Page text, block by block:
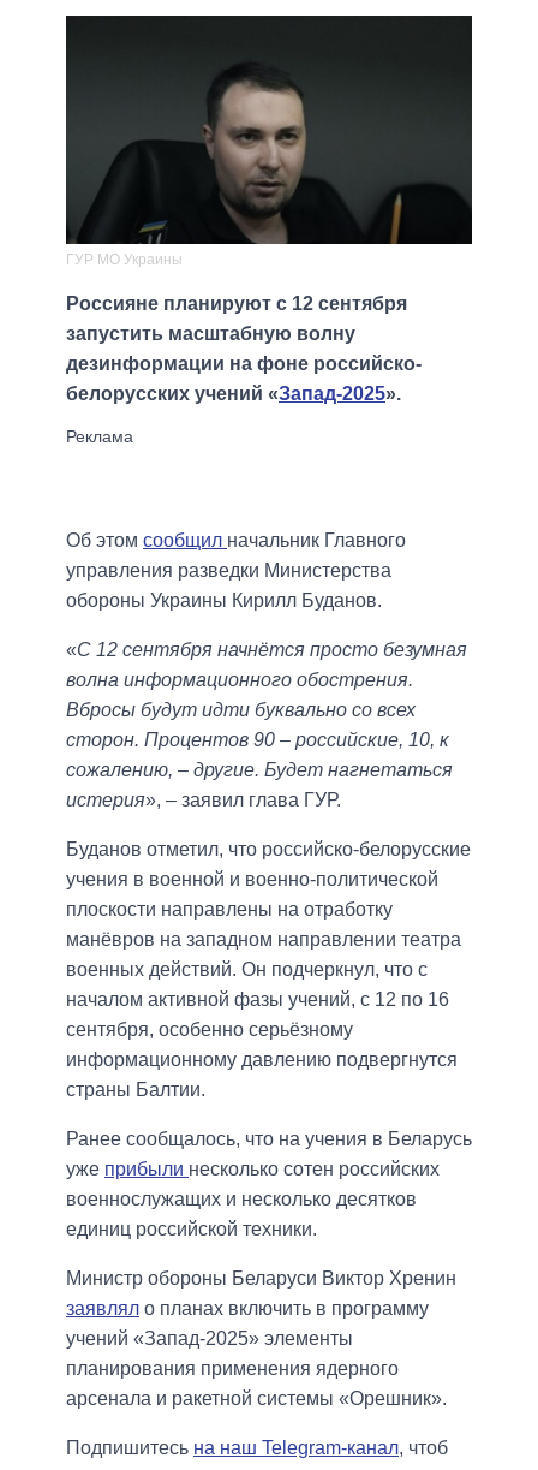
ГУР МО Украины
Россияне планируют с 12 сентября
запустить масштабную волну
дезинформации на фоне российско-
белорусских учений «Запад-2025».
Об этом сообщил начальник Главного
управления разведки Министерства
обороны Украины Кирилл Буданов.
«С 12 сентября начнётся просто безумная
волна информационного обострения.
Вбросы будут идти буквально со всех
сторон. Процентов 90 – российские, 10, к
сожалению, – другие. Будет нагнетаться
истерия», – заявил глава ГУР.
Буданов отметил, что российско-белорусские
учения в военной и военно-политической
плоскости направлены на отработку
манёвров на западном направлении театра
военных действий. Он подчеркнул, что с
началом активной фазы учений, с 12 по 16
сентября, особенно серьёзному
информационному давлению подвергнутся
страны Балтии.
Ранее сообщалось, что на учения в Беларусь
уже прибыли несколько сотен российских
военнослужащих и несколько десятков
единиц российской техники.
Министр обороны Беларуси Виктор Хренин
заявлял о планах включить в программу
учений «Запад-2025» элементы
планирования применения ядерного
арсенала и ракетной системы «Орешник».
Подпишитесь на наш Telegram-канал, чтоб